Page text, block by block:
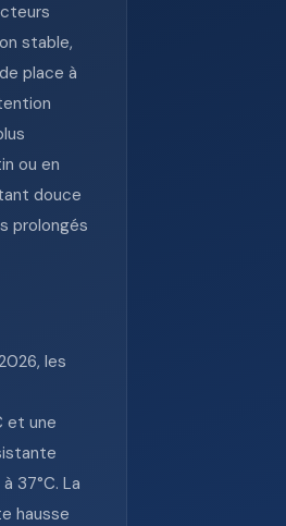
stable,
place à
ou en
douce
prolongés
les
et une
37°C. La
hausse